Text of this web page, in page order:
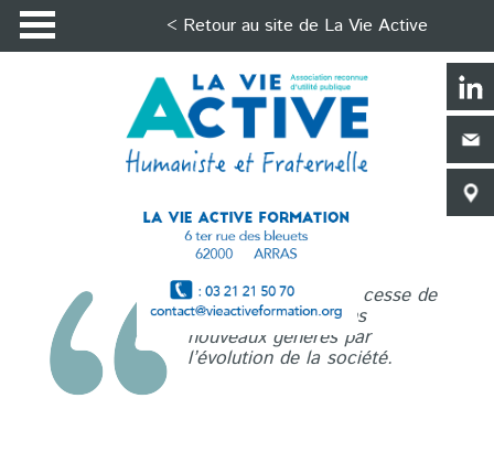
< Retour au site de La Vie Active
La Vie Active n’a de cesse de
répondre aux besoins
nouveaux générés par
l’évolution de la société.